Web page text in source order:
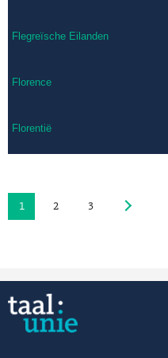
Flegreïsche Eilanden
Florence
Florentië
1 2 3